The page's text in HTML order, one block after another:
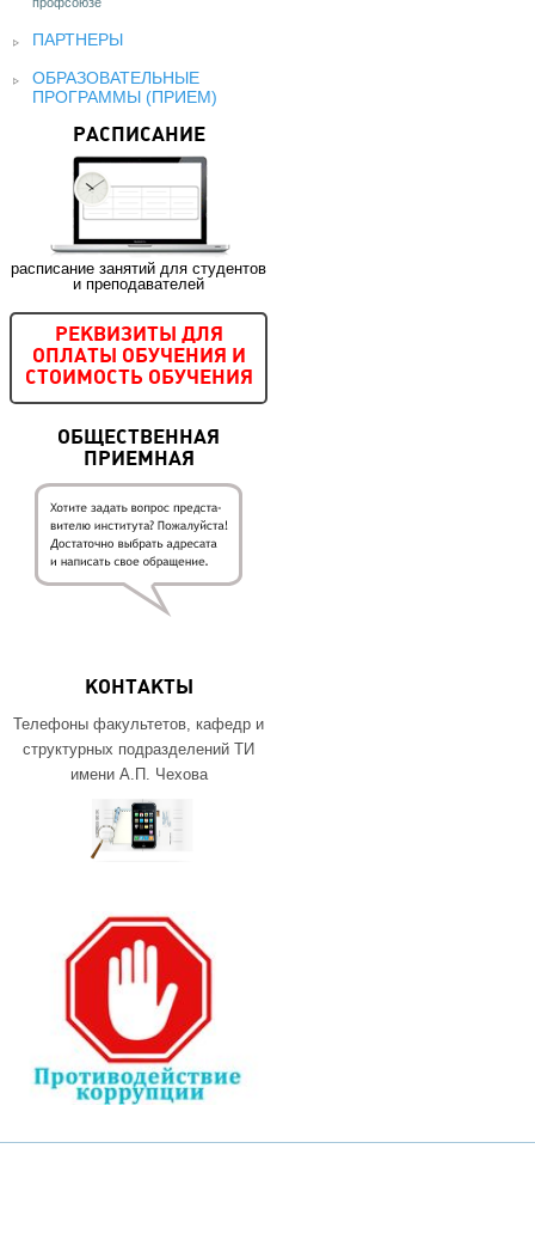
ПАРТНЕРЫ
ОБРАЗОВАТЕЛЬНЫЕ
ПРОГРАММЫ (ПРИЕМ)
РАСПИСАНИЕ
расписание занятий для студентов
и преподавателей
РЕКВИЗИТЫ ДЛЯ
ОПЛАТЫ ОБУЧЕНИЯ И
СТОИМОСТЬ ОБУЧЕНИЯ
ОБЩЕСТВЕННАЯ
ПРИЕМНАЯ
КОНТАКТЫ
Телефоны факультетов, кафедр и
структурных подразделений ТИ
имени А.П. Чехова